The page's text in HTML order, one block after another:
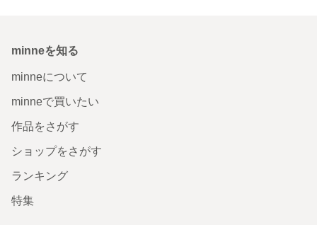
minneを知る
minneについて
minneで買いたい
作品をさがす
ショップをさがす
ランキング
特集